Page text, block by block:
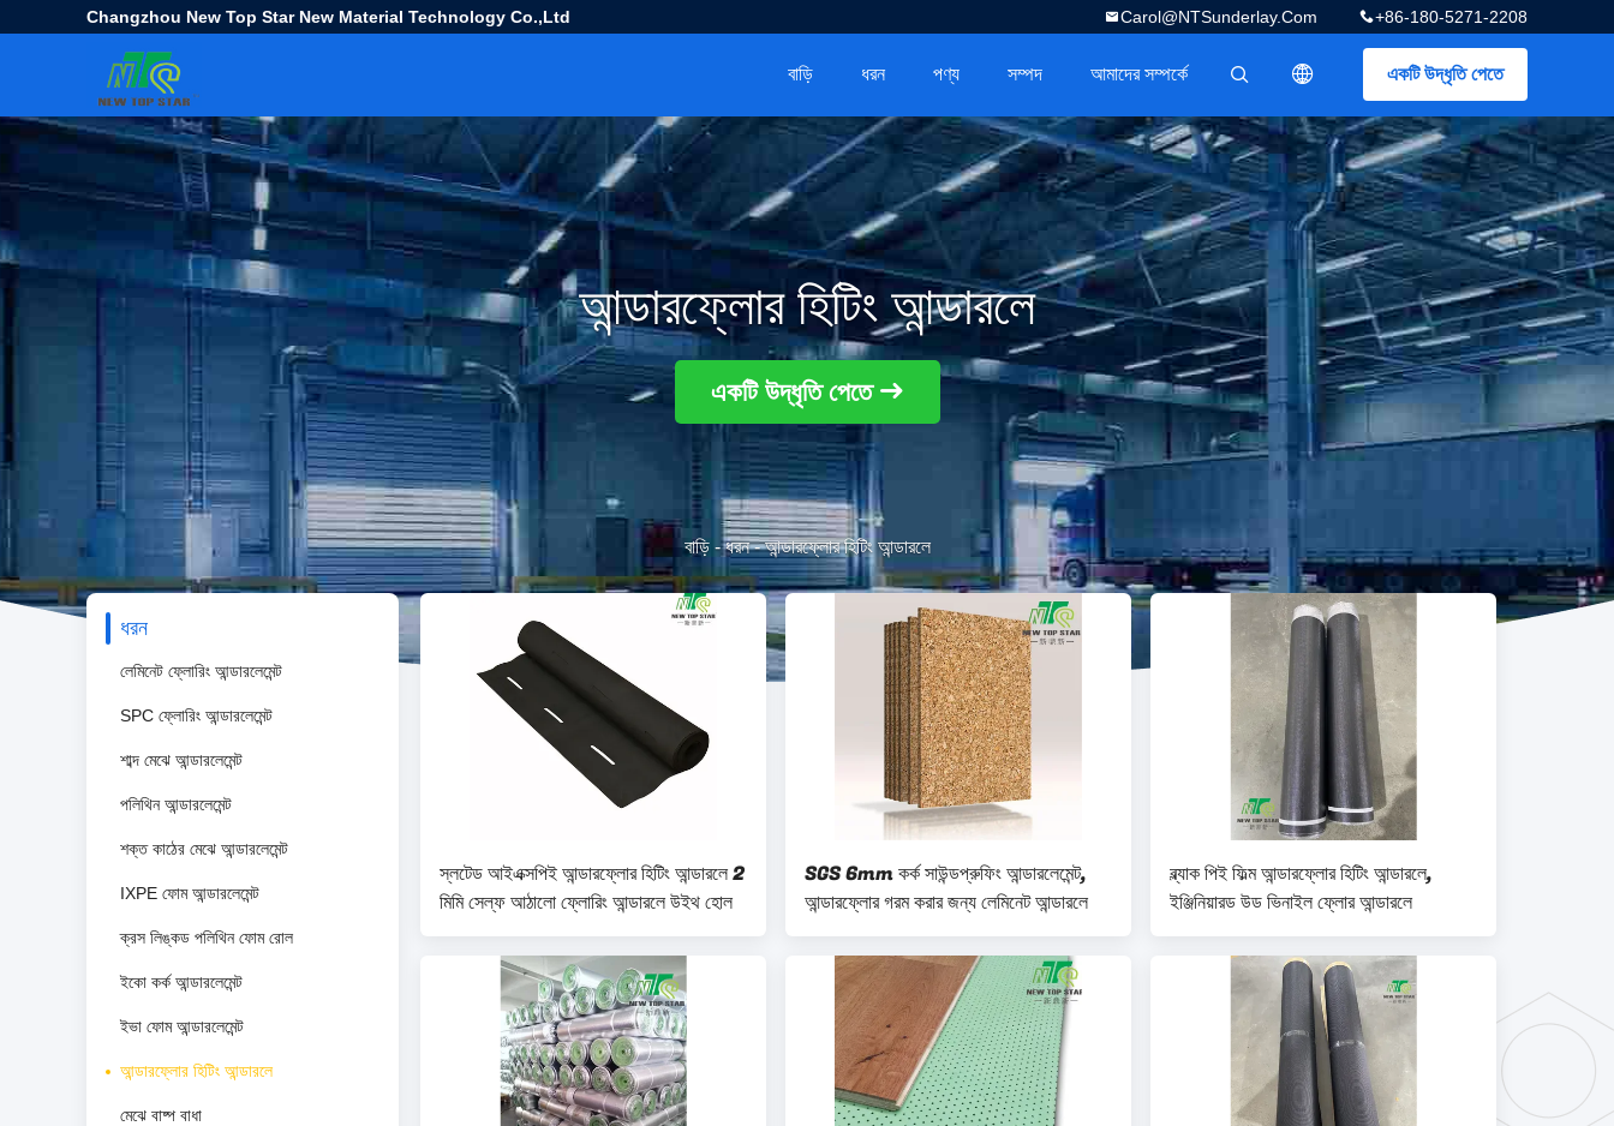
Changzhou New Top Star New Material Technology Co.,Ltd +86-180-5271-2208
Carol@NTSunderlay.com
একটি উদ্ধৃতি পেতে
描述
বাড়ি ধরন পণ্য সম্পদ আমাদের সম্পর্কে
আন্ডারফ্লোর হিটিং আন্ডারলে
একটি উদ্ধৃতি পেতে
বাড়ি-ধরন-আন্ডারফ্লোর হিটিং আন্ডারলে
ধরন
লেমিনেট ফ্লোরিং আন্ডারলেমেন্ট
SPC ফ্লোরিং আন্ডারলেমেন্ট
শাব্দ মেঝে আন্ডারলেমেন্ট
পলিথিন আন্ডারলেমেন্ট
শক্ত কাঠের মেঝে আন্ডারলেমেন্ট
IXPE ফোম আন্ডারলেমেন্ট
ক্রস লিঙ্কড পলিথিন ফোম রোল
ইকো কর্ক আন্ডারলেমেন্ট
ইভা ফোম আন্ডারলেমেন্ট
আন্ডারফ্লোর হিটিং আন্ডারলে
মেঝে বাষ্প বাধা
স্লটেড আইএক্সপিই আন্ডারফ্লোর হিটিং আন্ডারলে 2
মিমি সেল্ফ আঠালো ফ্লোরিং আন্ডারলে উইথ হোল
SGS 6mm কর্ক সাউন্ডপ্রুফিং আন্ডারলেমেন্ট,
আন্ডারফ্লোর গরম করার জন্য লেমিনেট আন্ডারলে
ব্ল্যাক পিই ফিল্ম আন্ডারফ্লোর হিটিং আন্ডারলে,
ইঞ্জিনিয়ারড উড ভিনাইল ফ্লোর আন্ডারলে